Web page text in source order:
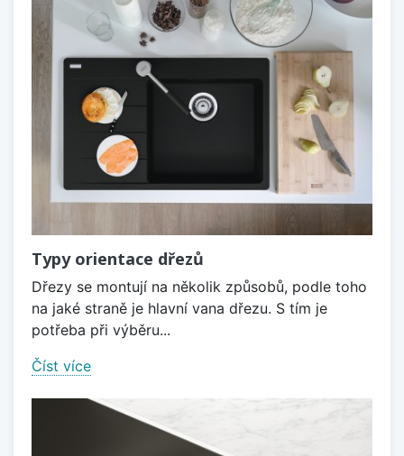
Typy orientace dřezů
Dřezy se montují na několik způsobů, podle toho
na jaké straně je hlavní vana dřezu. S tím je
potřeba při výběru...
Číst více